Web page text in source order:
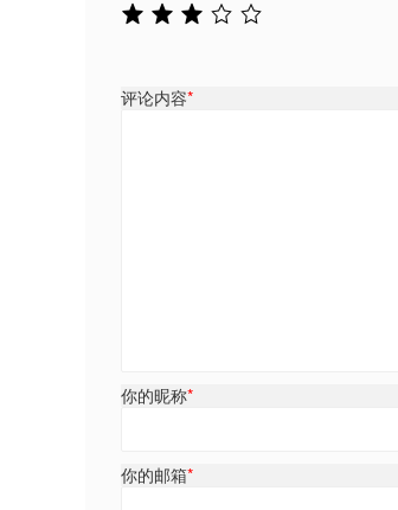
评论内容*
你的昵称*
你的邮箱*